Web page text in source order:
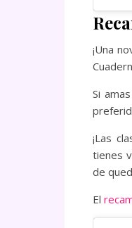
¡Una
Si
¡Las
tienes
de
El